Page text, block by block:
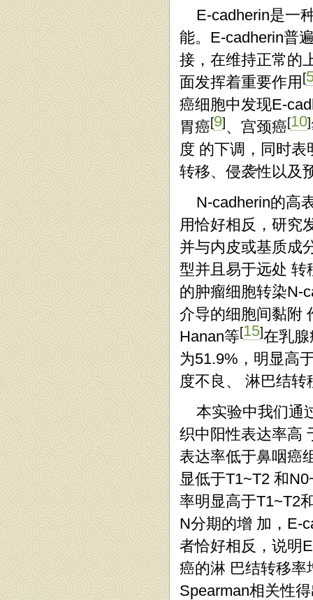
E-cadherin是一
能。E-cadherin普
接，在维持正常的
面发挥着重要作用 [
癌细胞中发现E-
胃癌[9]、宫颈癌[10]
度 的下调，同时
转移、侵袭性以及
N-cadherin的高
用恰好相反，研究
并与内皮或基质成
型并且易于远处 转
的肿瘤细胞转染N-
介导的细胞间黏附
Hanan等[15]在乳
为51.9%，明显高
度不良、 淋巴结
本实验中我们通
织中阳性表达率高
表达率低于鼻咽癌
显低于T1~T2 和
率明显高于T1~T2
N分期的增 加，E-
者恰好相反，说明
癌的淋 巴结转移率
Spearman相关性